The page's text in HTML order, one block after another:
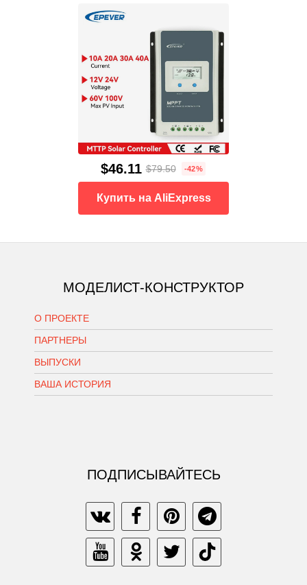
$46.11 $79.50 -42%
Купить на AliExpress
МОДЕЛИСТ-КОНСТРУКТОР
О ПРОЕКТЕ
ПАРТНЕРЫ
ВЫПУСКИ
ВАША ИСТОРИЯ
ПОДПИСЫВАЙТЕСЬ